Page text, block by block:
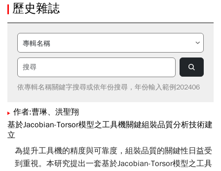
歷史雜誌
依專輯名稱關鍵字搜尋或依年份搜尋，年份輸入範例202406
作者:曹琳、洪聖翔
基於Jacobian-Torsor模型之工具機關鍵組裝品質分析技術建
立
為提升工具機的精度與可靠度，組裝品質的關鍵性日益受
到重視。本研究提出一套基於Jacobian-Torsor模型之工具